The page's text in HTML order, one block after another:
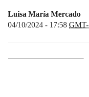
Luisa María Mercado
04/10/2024 - 17:58